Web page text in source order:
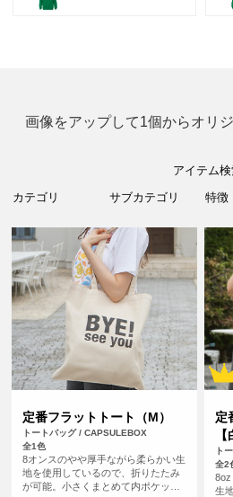
画像をアップして1個からオリ
アイテム
定番フラットトート（M）
トートバッグ / CAPSULEBOX
全1色
8オンスのやや厚手ながら柔らかい生
地を使用しているので、折りたたみ
が可能。小さくまとめて内ポケット
定
ト
全2
8oz
生